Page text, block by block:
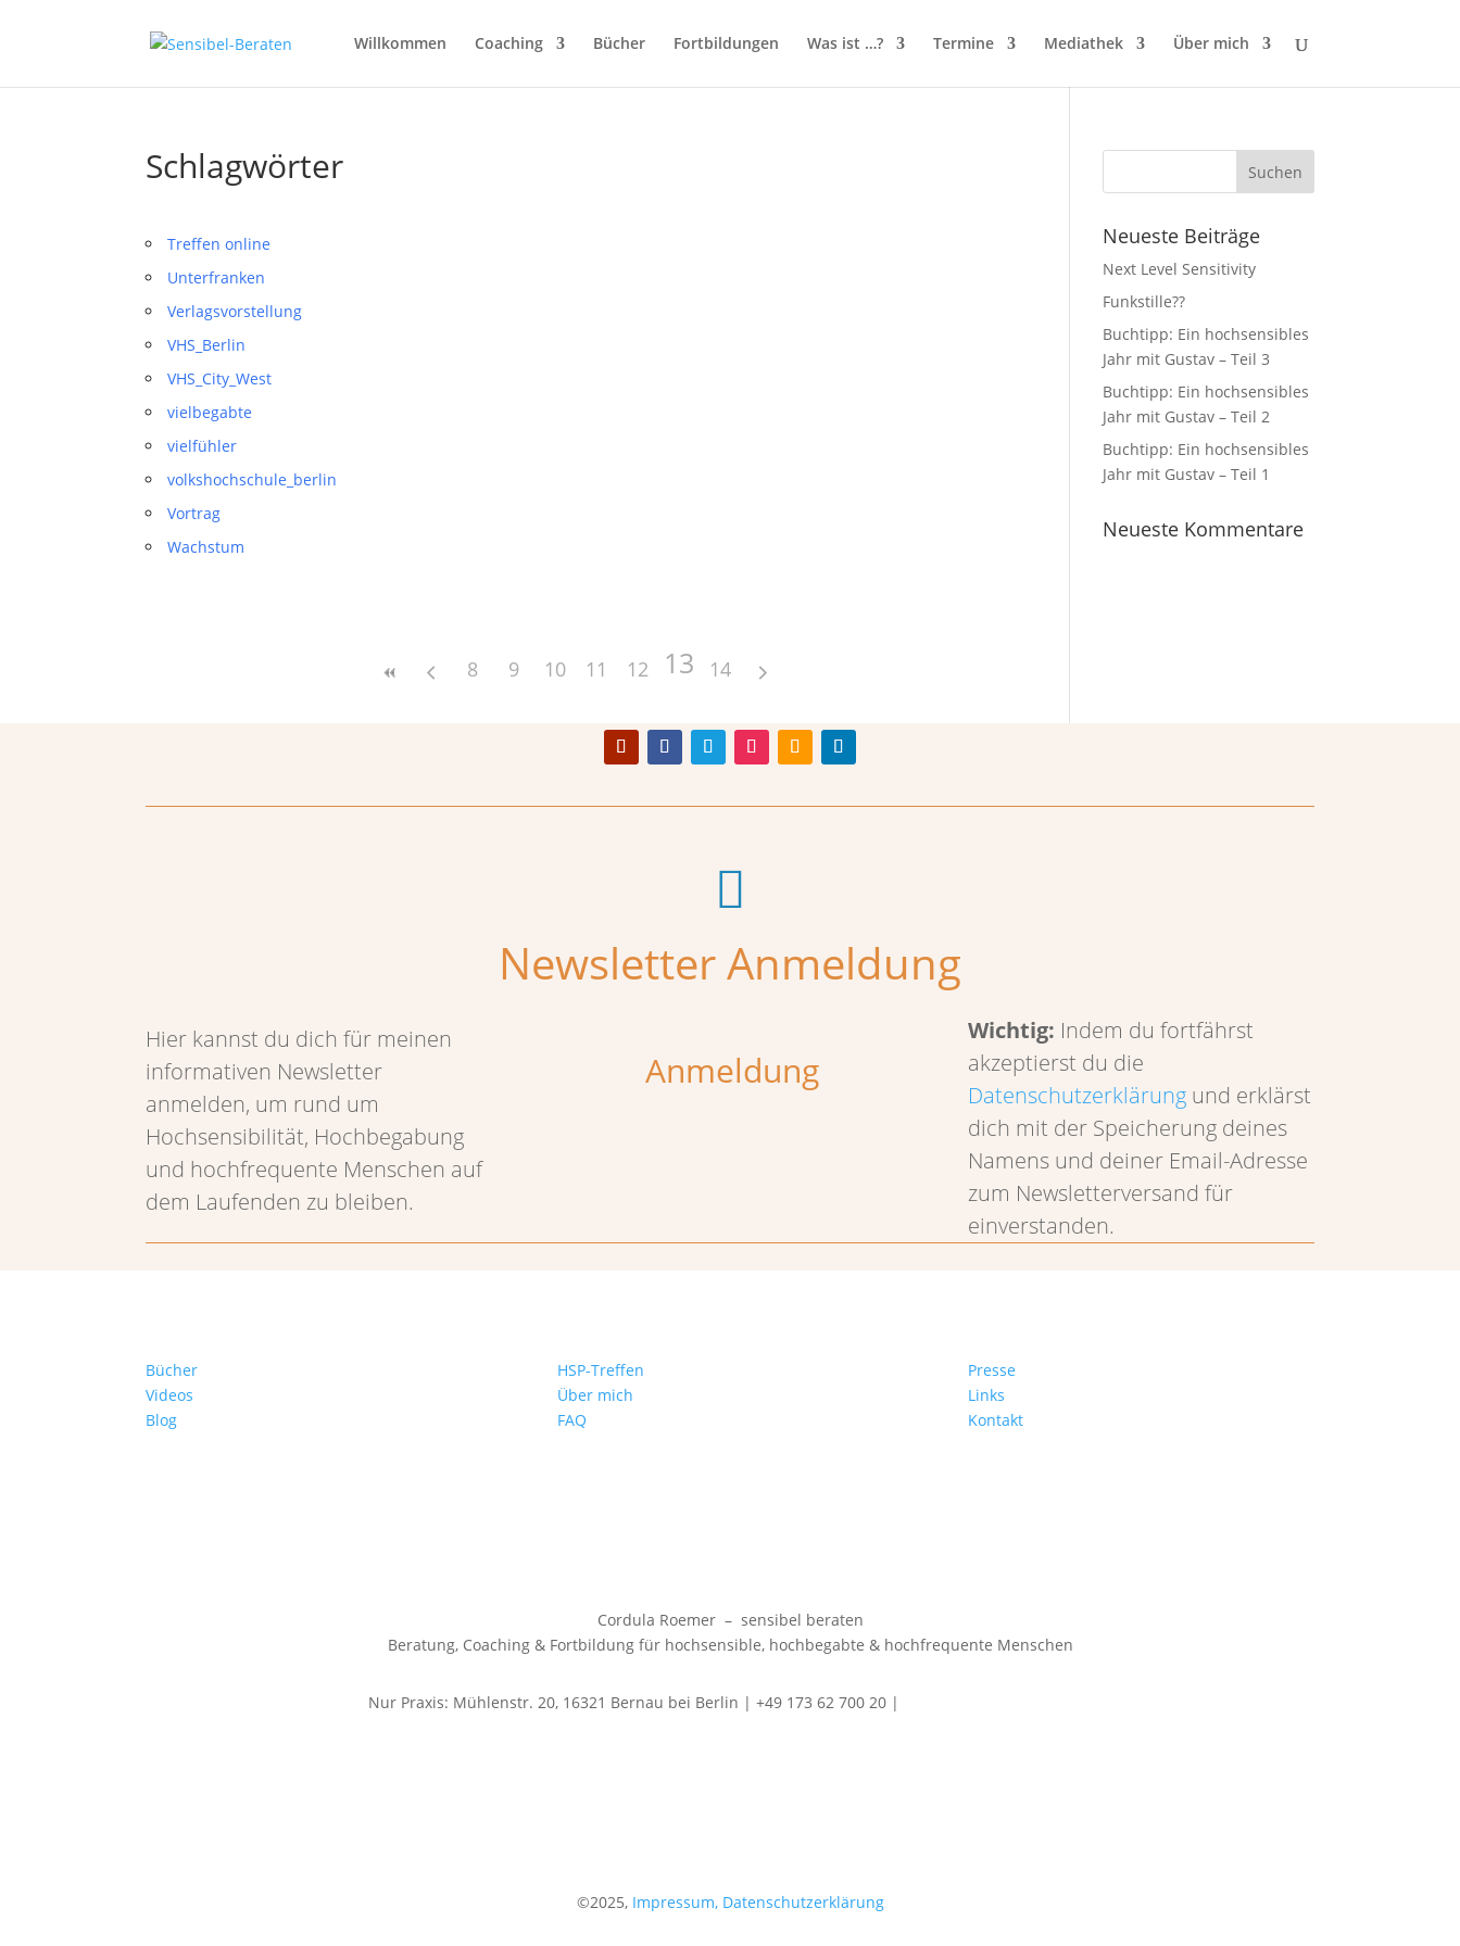
Willkommen Coaching Bücher Fortbildungen Was ist …? Termine Mediathek Über mich
Schlagwörter
Treffen online
Unterfranken
Verlagsvorstellung
VHS_Berlin
VHS_City_West
vielbegabte
vielfühler
volkshochschule_berlin
Vortrag
Wachstum
8 9 10 11 12 13 14
Neueste Beiträge
Next Level Sensitivity
Funkstille??
Buchtipp: Ein hochsensibles
Jahr mit Gustav – Teil 3
Buchtipp: Ein hochsensibles
Jahr mit Gustav – Teil 2
Buchtipp: Ein hochsensibles
Jahr mit Gustav – Teil 1
Neueste Kommentare

Newsletter Anmeldung
Hier kannst du dich für meinen
informativen Newsletter
anmelden, um rund um
Hochsensibilität, Hochbegabung
und hochfrequente Menschen auf
dem Laufenden zu bleiben.
Anmeldung
Wichtig: Indem du fortfährst
akzeptierst du die
Datenschutzerklärungund erklärst
dich mit der Speicherung deines
Namens und deiner Email-Adresse
zum Newsletterversand für
einverstanden.
Bücher
Videos
Blog
HSP-Treffen
Über mich
FAQ
Presse
Links
Kontakt
Cordula Roemer – sensibel beraten
Beratung, Coaching & Fortbildung für hochsensible, hochbegabte & hochfrequente Menschen
Nur Praxis: Mühlenstr. 20, 16321 Bernau bei Berlin | +49 173 62 700 20 |
©2025,Impressum, Datenschutzerklärung